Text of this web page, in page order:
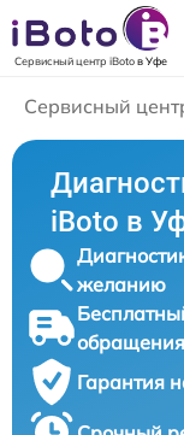
Сервисный центр iBotoв Уфе
Сервисный
iBoto в
желанию
обращения
Гарантия